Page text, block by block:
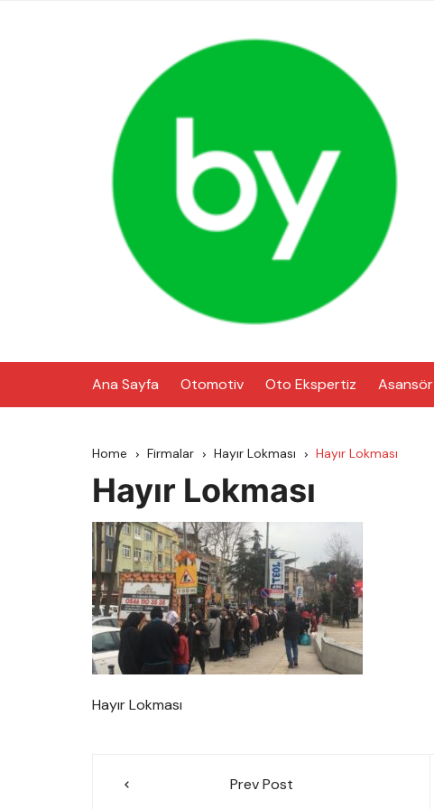
Ana Sayfa Otomotiv Oto Ekspertiz Asansör
Home Firmalar Hayır Lokması Hayır Lokması
Hayır Lokması
Hayır Lokması
Prev Post